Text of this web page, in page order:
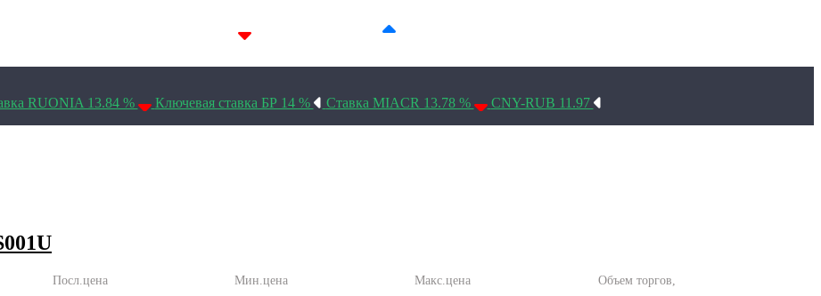
14D 14.23%
RUONIA 13.84 % Ключевая ставка БР 14 % Ставка MIACR 13.78 % CNY-RUB 11.97
Посл.цена Мин.цена Макс.цена Объем торгов,